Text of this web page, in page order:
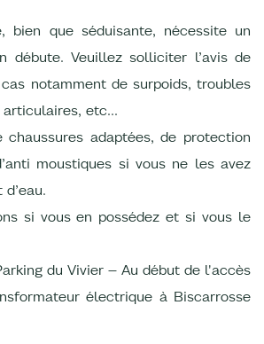
bien que séduisante, nécessite un
débute. Veuillez solliciter l’avis de
notamment de surpoids, troubles
articulaires, etc…
chaussures adaptées, de protection
moustiques si vous ne les avez
si vous en possédez et si vous le
du Vivier – Au début de l'accès
électrique à Biscarrosse